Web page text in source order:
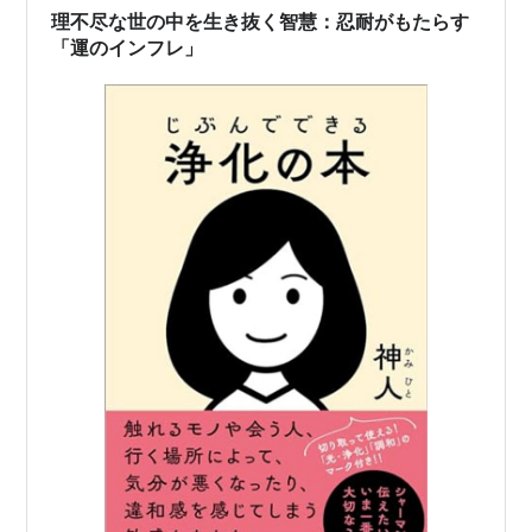
知への探究心畏怖心がなくな…
理不尽な世の中を生き抜く智慧：忍耐がもたらす
「運のインフレ」